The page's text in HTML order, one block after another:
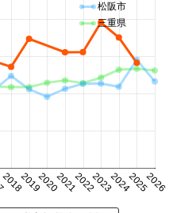
201820192020202120222023202420252026
松阪市
三重県